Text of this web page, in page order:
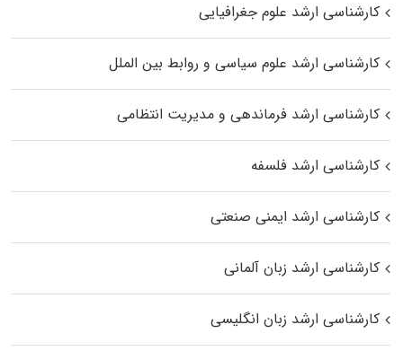
کارشناسی ارشد علوم جغرافیایی
کارشناسی ارشد علوم سیاسی و روابط بین الملل
کارشناسی ارشد فرماندهی و مدیریت انتظامی
کارشناسی ارشد فلسفه
کارشناسی ارشد ایمنی صنعتی
کارشناسی ارشد زبان آلمانی
کارشناسی ارشد زبان انگلیسی